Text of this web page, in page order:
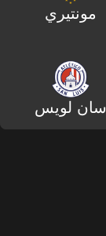
مونتيري
سان لويس